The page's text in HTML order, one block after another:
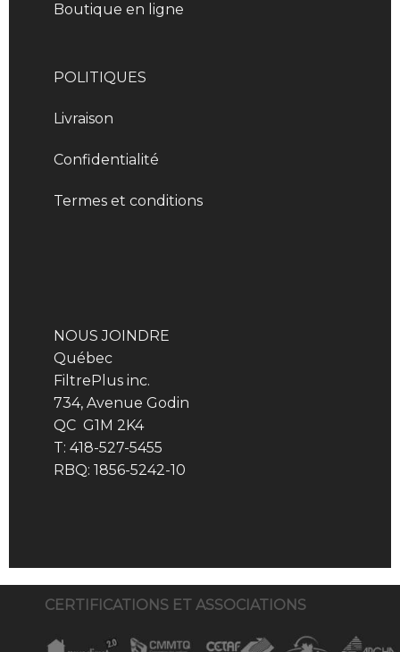
Boutique en ligne
POLITIQUES
Livraison
Confidentialité
Termes et conditions
NOUS JOINDRE
Québec
FiltrePlus inc.
734, Avenue Godin
QC G1M 2K4
T: 418-527-5455
RBQ: 1856-5242-10
CERTIFICATIONS ET ASSOCIATIONS